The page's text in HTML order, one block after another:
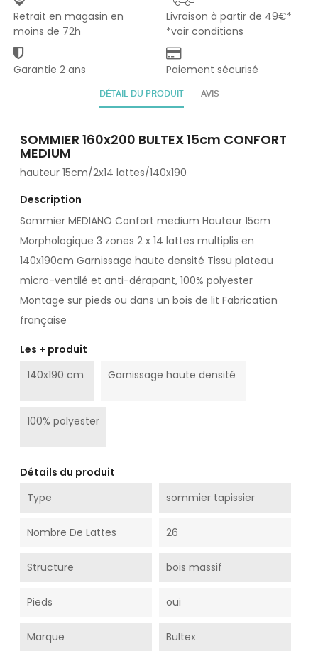
Retrait en magasin en
moins de 72h
Livraison à partir de 49€*
*voir conditions
Garantie 2 ans Paiement sécurisé
DÉTAIL DU PRODUIT AVIS
SOMMIER 160x200 BULTEX 15cm CONFORT
MEDIUM
hauteur 15cm/2x14 lattes/140x190
Description
Sommier MEDIANO Confort medium Hauteur 15cm
Morphologique 3 zones 2 x 14 lattes multiplis en
140x190cm Garnissage haute densité Tissu plateau
micro-ventilé et anti-dérapant, 100% polyester
Montage sur pieds ou dans un bois de lit Fabrication
française
Les + produit
140x190 cm
Garnissage haute densité
100% polyester
Détails du produit
Type
sommier tapissier
Nombre De Lattes 26
Structure bois massif
Pieds oui
Marque Bultex